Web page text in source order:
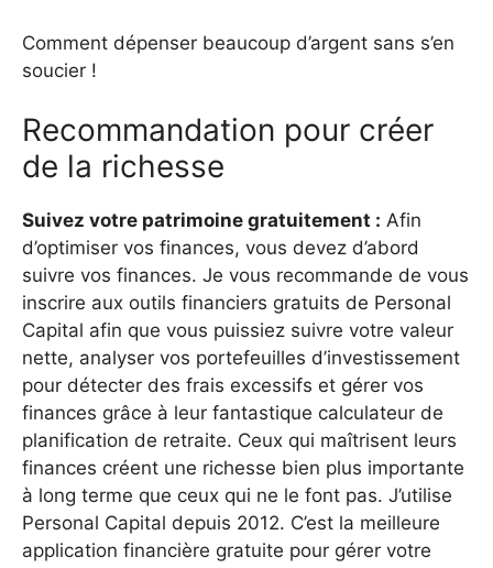
Comment dépenser beaucoup d’argent sans s’en
soucier !
Recommandation pour créer
de la richesse
Suivez votre patrimoine gratuitement : Afin
d’optimiser vos finances, vous devez d’abord
suivre vos finances. Je vous recommande de vous
inscrire aux outils financiers gratuits de Personal
Capital afin que vous puissiez suivre votre valeur
nette, analyser vos portefeuilles d’investissement
pour détecter des frais excessifs et gérer vos
finances grâce à leur fantastique calculateur de
planification de retraite. Ceux qui maîtrisent leurs
finances créent une richesse bien plus importante
à long terme que ceux qui ne le font pas. J’utilise
Personal Capital depuis 2012. C’est la meilleure
application financière gratuite pour gérer votre